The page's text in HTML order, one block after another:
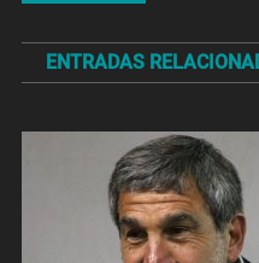
de
entradas
ENTRADAS